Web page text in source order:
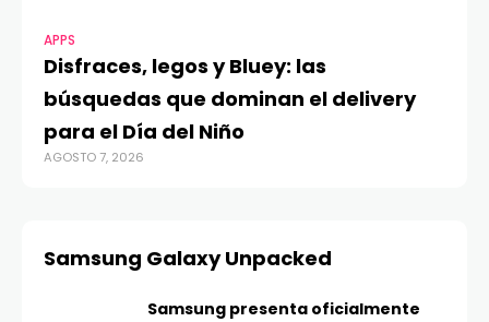
APPS
Disfraces, legos y Bluey: las
búsquedas que dominan el delivery
para el Día del Niño
AGOSTO 7, 2026
Samsung Galaxy Unpacked
Samsung presenta oficialmente